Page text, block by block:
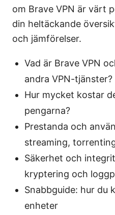
om Brave VPN är värt
din heltäckande
och jämförelser.
Vad är Brave VPN
andra VPN-tjänster?
Hur mycket kostar
pengarna?
Prestanda och
streaming,
Säkerhet och
kryptering och
Snabbguide: hur du
enheter